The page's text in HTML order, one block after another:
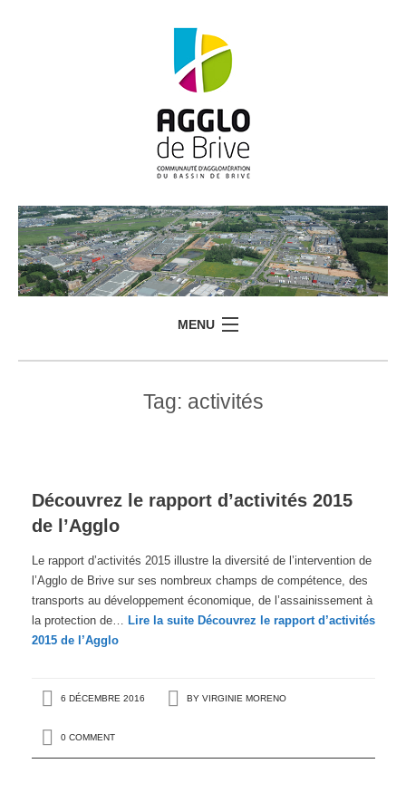
MENU
Tag: activités
Découvrez le rapport d’activités 2015
de l’Agglo
Le rapport d’activités 2015 illustre la diversité de l’intervention de
l’Agglo de Brive sur ses nombreux champs de compétence, des
transports au développement économique, de l’assainissement à
la protection de… Lire la suiteDécouvrez le rapport d’activités
2015 de l’Agglo
6 DÉCEMBRE 2016 BY VIRGINIE MORENO
0 COMMENT